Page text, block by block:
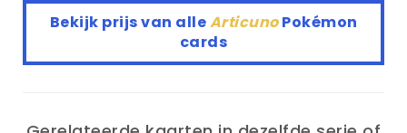
Bekijk prijs van alleArticunoPokémon
cards